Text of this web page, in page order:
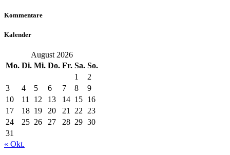
Kommentare
Kalender
August 2026
Mo. Di. Mi. Do. Fr. Sa. So.
1
2
3
4 5 6 7 8
9
10
11 12 13 14 15 16
17
18 19 20 21 22
23
24
25 26 27 28 29 30
31
« Okt.